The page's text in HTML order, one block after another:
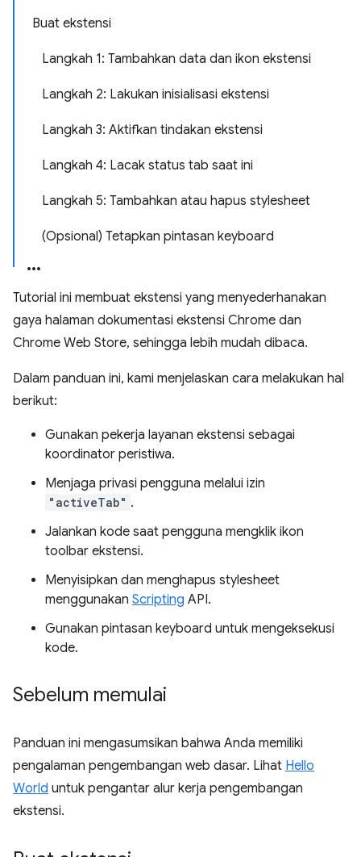
Buat ekstensi
Langkah 1: Tambahkan data dan ikon ekstensi
Langkah 2: Lakukan inisialisasi ekstensi
Langkah 3: Aktifkan tindakan ekstensi
Langkah 4: Lacak status tab saat ini
Langkah 5: Tambahkan atau hapus stylesheet
(Opsional) Tetapkan pintasan keyboard
Tutorial ini membuat ekstensi yang menyederhanakan
gaya halaman dokumentasi ekstensi Chrome dan
Chrome Web Store, sehingga lebih mudah dibaca.
Dalam panduan ini, kami menjelaskan cara melakukan hal
berikut:
Gunakan pekerja layanan ekstensi sebagai
koordinator peristiwa.
Menjaga privasi pengguna melalui izin
"activeTab" .
Jalankan kode saat pengguna mengklik ikon
toolbar ekstensi.
Menyisipkan dan menghapus stylesheet
menggunakan Scripting API.
Gunakan pintasan keyboard untuk mengeksekusi
kode.
Sebelum memulai
Panduan ini mengasumsikan bahwa Anda memiliki
pengalaman pengembangan web dasar. Lihat Hello
World untuk pengantar alur kerja pengembangan
ekstensi.